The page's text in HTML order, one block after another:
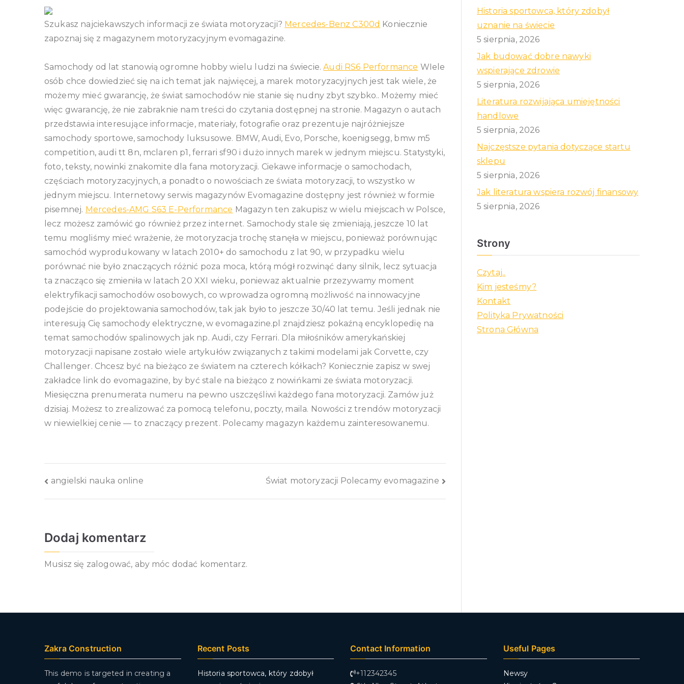
świata
Evomagazine.pl
Szukasz najciekawszych informacji ze świata motoryzacji? Mercedes-Benz C300d Koniecznie
zapoznaj się z magazynem motoryzacyjnym evomagazine.
Samochody od lat stanowią ogromne hobby wielu ludzi na świecie.Audi RS6 Performance WIele
osób chce dowiedzieć się na ich temat jak najwięcej, a marek motoryzacyjnych jest tak wiele, że
możemy mieć gwarancję, że świat samochodów nie stanie się nudny zbyt szybko.. Możemy mieć
więc gwarancję, że nie zabraknie nam treści do czytania dostępnej na stronie. Magazyn o autach
przedstawia interesujące informacje, materiały, fotografie oraz prezentuje najróżniejsze
samochody sportowe, samochody luksusowe. BMW, Audi, Evo, Porsche, koenigsegg, bmw m5
competition, audi tt 8n, mclaren p1, ferrari sf90 i dużo innych marek w jednym miejscu. Statystyki,
foto, teksty, nowinki znakomite dla fana motoryzacji. Ciekawe informacje o samochodach,
częściach motoryzacyjnych, a ponadto o nowościach ze świata motoryzacji, to wszystko w
jednym miejscu. Internetowy serwis magazynów Evomagazine dostępny jest również w formie
pisemnej. Mercedes-AMG S63 E-Performance Magazyn ten zakupisz w wielu miejscach w Polsce,
lecz możesz zamówić go również przez internet. Samochody stale się zmieniają, jeszcze 10 lat
temu mogliśmy mieć wrażenie, że motoryzacja trochę stanęła w miejscu, ponieważ porównując
samochód wyprodukowany w latach 2010+ do samochodu z lat 90, w przypadku wielu
porównać nie było znaczących różnić poza moca, którą mógł rozwinąć dany silnik, lecz sytuacja
ta znacząco się zmieniła w latach 20 XXI wieku, poniewaz aktualnie przezywamy moment
elektryfikacji samochodów osobowych, co wprowadza ogromną możliwość na innowacyjne
podejście do projektowania samochodów, tak jak było to jeszcze 30/40 lat temu. Jeśli jednak nie
interesują Cię samochody elektryczne, w evomagazine.pl znajdziesz pokaźną encyklopedię na
temat samochodów spalinowych jak np. Audi, czy Ferrari. Dla miłośników amerykańskiej
motoryzacji napisane zostało wiele artykułów związanych z takimi modelami jak Corvette, czy
Challenger. Chcesz być na bieżąco ze światem na czterech kółkach? Koniecznie zapisz w swej
zakładce link do evomagazine, by być stale na bieżąco z nowińkami ze świata motoryzacji.
Miesięczna prenumerata numeru na pewno uszczęśliwi każdego fana motoryzacji. Zamów już
dzisiaj. Możesz to zrealizować za pomocą telefonu, poczty, maila. Nowości z trendów motoryzacji
w niewielkiej cenie — to znaczący prezent. Polecamy magazyn każdemu zainteresowanemu.
Nawigacja
wpisu
angielski nauka online Świat motoryzacji Polecamy evomagazine
Dodaj komentarz
Musisz się zalogować, aby móc dodać komentarz.
Historia sportowca, który zdobył
uznanie na świecie
5 sierpnia, 2026
Jak budować dobre nawyki
wspierające zdrowie
5 sierpnia, 2026
Literatura rozwijająca umiejętności
handlowe
5 sierpnia, 2026
Najczęstsze pytania dotyczące startu
sklepu
5 sierpnia, 2026
Jak literatura wspiera rozwój finansowy
5 sierpnia, 2026
Strony
Czytaj..
Kim jesteśmy?
Kontakt
Polityka Prywatności
Strona Główna
Zakra Construction
This demo is targeted in creating a
Recent Posts
Historia sportowca, który zdobył
Contact Information
+112342345
Useful Pages
Newsy